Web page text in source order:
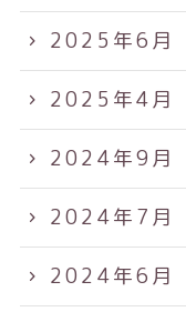
2025年6月
2025年4月
2024年9月
2024年7月
2024年6月